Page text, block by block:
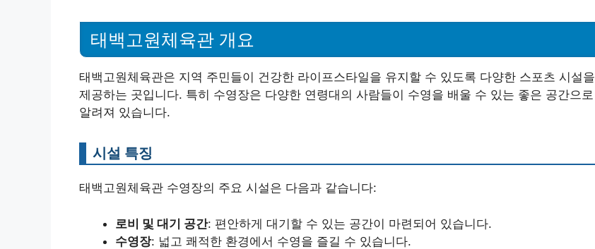
태백고원체육관 개요
태백고원체육관은 지역 주민들이 건강한 라이프스타일을 유지할 수 있도록 다양한 스포츠 시설을
제공하는 곳입니다. 특히 수영장은 다양한 연령대의 사람들이 수영을 배울 수 있는 좋은 공간으로
알려져 있습니다.
시설 특징
태백고원체육관 수영장의 주요 시설은 다음과 같습니다:
로비 및 대기 공간: 편안하게 대기할 수 있는 공간이 마련되어 있습니다.
수영장: 넓고 쾌적한 환경에서 수영을 즐길 수 있습니다.